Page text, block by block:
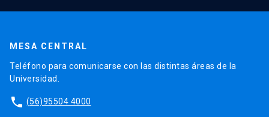
MESA CENTRAL
Teléfono para comunicarse con las distintas áreas de la
Universidad.
phone (56)95504 4000